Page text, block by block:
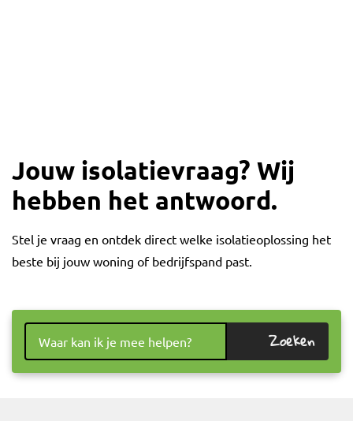
Jouw isolatievraag? Wij
hebben het antwoord.
Stel je vraag en ontdek direct welke isolatieoplossing het
beste bij jouw woning of bedrijfspand past.
Zoeken